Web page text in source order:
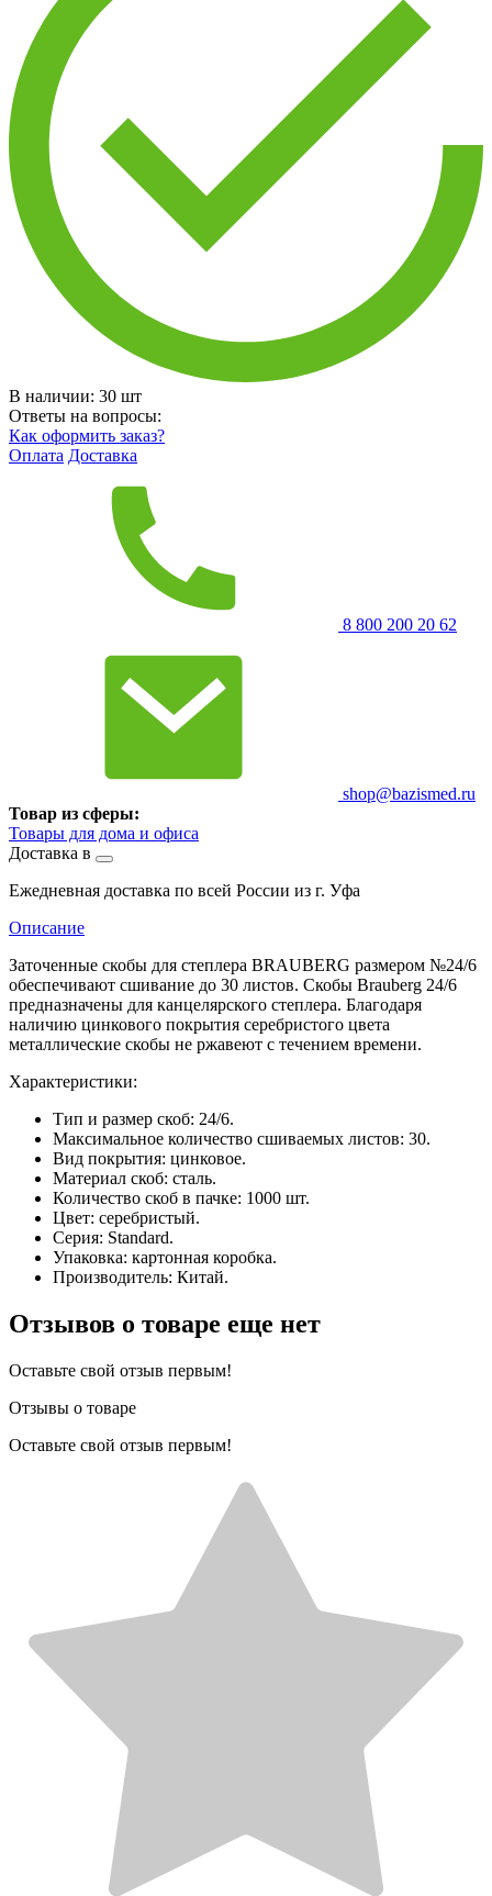
В наличии: 30 шт
Ответы на вопросы:
Как оформить заказ?
Оплата Доставка
8 800 200 20 62
shop@bazismed.ru
Товар из сферы:
Товары для дома и офиса
Доставка в
Ежедневная доставка по всей России из г. Уфа
Описание
Заточенные скобы для степлера BRAUBERG размером №24/6
обеспечивают сшивание до 30 листов. Скобы Brauberg 24/6
предназначены для канцелярского степлера. Благодаря
наличию цинкового покрытия серебристого цвета
металлические скобы не ржавеют с течением времени.
Характеристики:
Тип и размер скоб: 24/6.
Максимальное количество сшиваемых листов: 30.
Вид покрытия: цинковое.
Материал скоб: сталь.
Количество скоб в пачке: 1000 шт.
Цвет: серебристый.
Серия: Standard.
Упаковка: картонная коробка.
Производитель: Китай.
Отзывов о товаре еще нет
Оставьте свой отзыв первым!
Отзывы о товаре
Оставьте свой отзыв первым!